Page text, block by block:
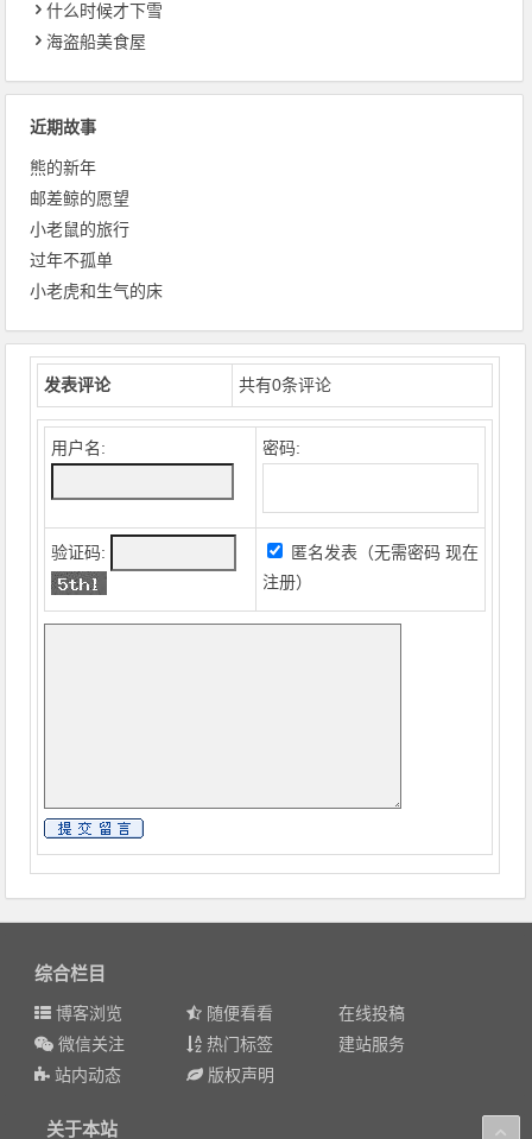
什么时候才下雪
海盗船美食屋
近期故事
熊的新年
邮差鲸的愿望
小老鼠的旅行
过年不孤单
小老虎和生气的床
发表评论 共有0条评论
用户名: 密码:
验证码: 匿名发表（无需密码现在
注册）
综合栏目
博客浏览 随便看看
在线投稿
微信关注
热门标签
建站服务
站内动态
版权声明
关于本站